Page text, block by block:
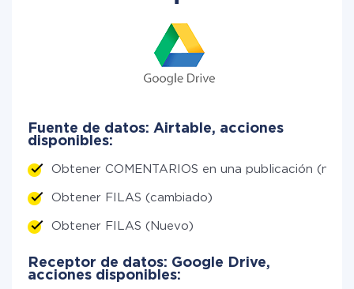
Fuente de datos: Airtable, acciones
disponibles:
Obtener COMENTARIOS en una publicación
Obtener FILAS (cambiado)
Obtener FILAS (Nuevo)
Receptor de datos: Google Drive,
acciones disponibles: